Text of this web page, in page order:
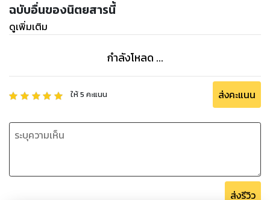
ฉบับอื่นของนิตยสารนี้
ดูเพิ่มเติม
กำลังโหลด ...
ให้5 คะแนน ส่งคะแนน
ส่งรีวิว